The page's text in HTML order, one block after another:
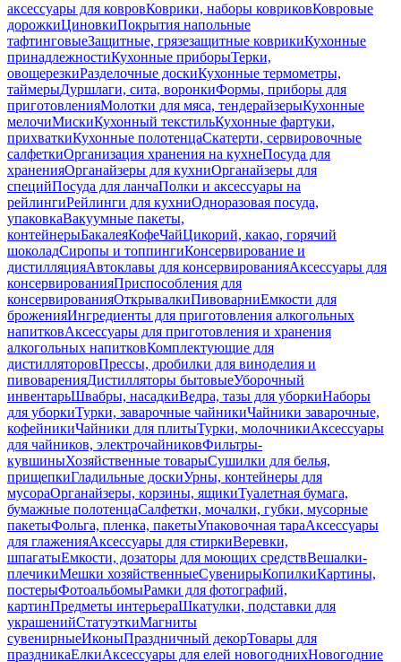
аксессуары для ковровКоврики, наборы ковриковКовровые
дорожкиЦиновкиПокрытия напольные
тафтинговыеЗащитные, грязезащитные коврикиКухонные
принадлежностиКухонные приборыТерки,
овощерезкиРазделочные доскиКухонные термометры,
таймерыДуршлаги, сита, воронкиФормы, приборы для
приготовленияМолотки для мяса, тендерайзерыКухонные
мелочиМискиКухонный текстильКухонные фартуки,
прихваткиКухонные полотенцаСкатерти, сервировочные
салфеткиОрганизация хранения на кухнеПосуда для
храненияОрганайзеры для кухниОрганайзеры для
специйПосуда для ланчаПолки и аксессуары на
рейлингиРейлинги для кухниОдноразовая посуда,
упаковкаВакуумные пакеты,
контейнерыБакалеяКофеЧайЦикорий, какао, горячий
шоколадСиропы и топпингиКонсервирование и
дистилляцияАвтоклавы для консервированияАксессуары для
консервированияПриспособления для
консервированияОткрывалкиПивоварниЕмкости для
броженияИнгредиенты для приготовления алкогольных
напитковАксессуары для приготовления и хранения
алкогольных напитковКомплектующие для
дистилляторовПрессы, дробилки для виноделия и
пивоваренияДистилляторы бытовыеУборочный
инвентарьШвабры, насадкиВедра, тазы для уборкиНаборы
для уборкиТурки, заварочные чайникиЧайники заварочные,
кофейникиЧайники для плитыТурки, молочникиАксессуары
для чайников, электрочайниковФильтры-
кувшиныХозяйственные товарыСушилки для белья,
прищепкиГладильные доскиУрны, контейнеры для
мусораОрганайзеры, корзины, ящикиТуалетная бумага,
бумажные полотенцаСалфетки, мочалки, губки, мусорные
пакетыФольга, пленка, пакетыУпаковочная тараАксессуары
для глаженияАксессуары для стиркиВеревки,
шпагатыЕмкости, дозаторы для моющих средствВешалки-
плечикиМешки хозяйственныеСувенирыКопилкиКартины,
постерыФотоальбомыРамки для фотографий,
картинПредметы интерьераШкатулки, подставки для
украшенийСтатуэткиМагниты
сувенирныеИконыПраздничный декорТовары для
праздникаЕлкиАксессуары для елей новогоднихНовогодние